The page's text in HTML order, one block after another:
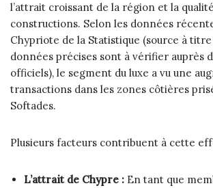
l’attrait croissant de la région et la
constructions. Selon les données
Chypriote de la Statistique (source à
données précises sont à vérifier auprès
officiels), le segment du luxe a vu une
transactions dans les zones côtières
Softades.
Plusieurs facteurs contribuent à cette
L’attrait de Chypre : En tant que